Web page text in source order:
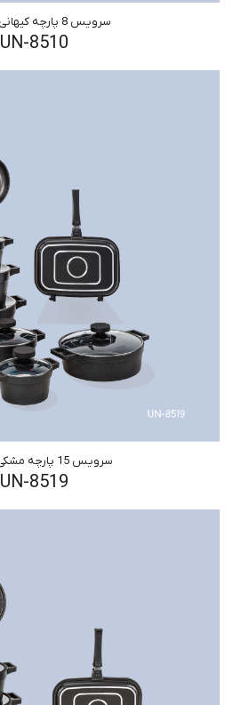
سرویس 8 پارچه کیهانی دیاموند
UN-8510
سرویس 15 پارچه مشکی دیاموند
UN-8519